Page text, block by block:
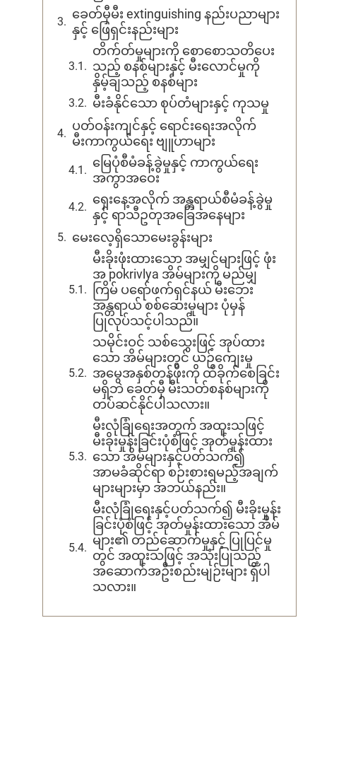
ခေတ်မှီမီး extinguishing နည်းပညာများ
နှင့် ဖြေရှင်းနည်းများ
တိက်တ်မှုများကို စောစောသတိပေး
သည့် စနစ်များနှင့် မီးလောင်မှုကို
နှိမ့်ချသည့် စနစ်များ
မီးခံနိုင်သော စုပ်တံများနှင့် ကုသမှု
ပတ်ဝန်းကျင်နှင့် ရောင်းရေးအလိုက်
မီးကာကွယ်ရေး ဗျူဟာများ
မြေပုံစီမံခန့်ခွဲမှုနှင့် ကာကွယ်ရေး
အကွာအဝေး
ရှေးနေ့အလိုက် အန္တရာယ်စီမံခန့်ခွဲမှု
နှင့် ရာသီဥတုအခြေအနေများ
မေးလေ့ရှိသောမေးခွန်းများ
မီးခိုးဖုံးထားသော အမျှင်များဖြင့် ဖုံး
အ pokrіvlya အိမ်များကို မည်မျှ
ကြိမ် ပရော်ဖက်ရှင်နယ် မီးဘေး
အန္တရာယ် စစ်ဆေးမှုများ ပုံမှန်
ပြုလုပ်သင့်ပါသည်။
သမိုင်းဝင် သစ်သွေးဖြင့် အုပ်ထား
သော အိမ်များတွင် ယဉ်ကျေးမှု
အမွေအနှစ်တန်ဖိုးကို ထိခိုက်စေခြင်း
မရှိဘဲ ခေတ်မှီ မီးသတ်စနစ်များကို
တပ်ဆင်နိုင်ပါသလား။
မီးလုံခြုံရေးအတွက် အထူးသဖြင့်
မီးခိုးမှုန်းခြင်းပုံစံဖြင့် အုတ်မှုန်းထား
သော အိမ်များနှင့်ပတ်သက်၍
အာမခံဆိုင်ရာ စဉ်းစားရမည့်အချက်
များများမှာ အဘယ်နည်း။
မီးလုံခြုံရေးနှင့်ပတ်သက်၍ မီးခိုးမှုန်း
ခြင်းပုံစံဖြင့် အုတ်မှုန်းထားသော အိမ်
များ၏ တည်ဆောက်မှုနှင့် ပြုပြင်မှု
တွင် အထူးသဖြင့် အသုံးပြုသည့်
အဆောက်အဦးစည်းမျဉ်းများ ရှိပါ
သလား။